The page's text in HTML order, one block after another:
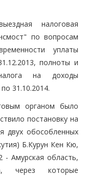
налоговая
по вопросам
уплаты
полноты и
налога на доходы
31.10.2014.
органом было
постановку на
двух обособленных
Б.Курун Кен Кю,
Амурская область,
через которые